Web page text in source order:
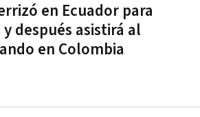
en Ecuador para
después asistirá al
en Colombia